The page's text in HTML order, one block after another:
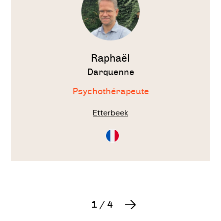
Raphaël
Darquenne
Psychothérapeute
Etterbeek
Consultation
en
1 / 4